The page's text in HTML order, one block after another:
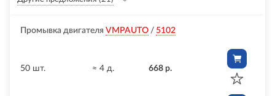
Промывка двигателя VMPAUTO / 5102
50 шт. ≈ 4 д. 668 р.